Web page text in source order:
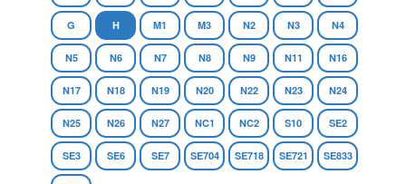
G H M1 M3 N2 N3 N4
N5 N6 N7 N8 N9 N11 N16
N17 N18 N19 N20 N22 N23 N24
N25 N26 N27 NC1 NC2 S10 SE2
SE3 SE6 SE7 SE704 SE718 SE721 SE833